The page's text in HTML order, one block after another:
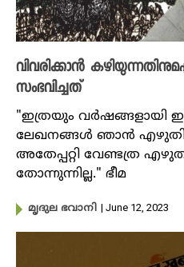
വിവരിക്കാൻ
സംഭവിച്ചത്
"ഇത്രയും വർഷങ്ങളായി
ലേഖനങ്ങൾ ഞാൻ
അതേപ്പറ്റി വേണ്ടത്ര
തോന്നുന്നില്ല." ഭീമ
മൃദുല ഭവാനി | June 12, 2023